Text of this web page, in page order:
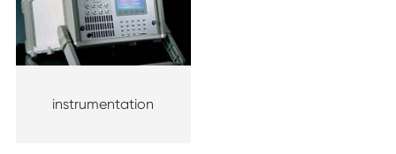
instrumentation